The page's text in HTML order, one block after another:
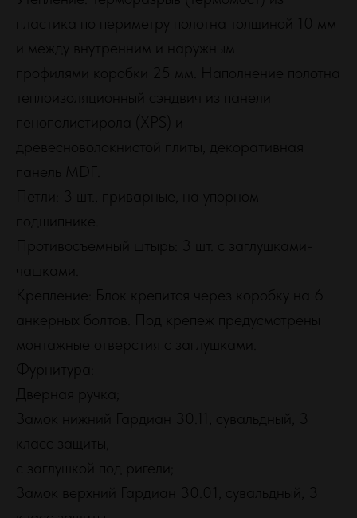
пластика по периметру полотна толщиной 10 мм
и между внутренним и наружным
профилями коробки 25 мм. Наполнение полотна
теплоизоляционный сэндвич из панели
пенополистирола (XPS) и
древесноволокнистой плиты, декоративная
панель MDF.
Петли: 3 шт., приварные, на упорном
подшипнике.
Противосъемный штырь: 3 шт. с заглушками-
чашками.
Крепление: Блок крепится через коробку на 6
анкерных болтов. Под крепеж предусмотрены
монтажные отверстия с заглушками.
Фурнитура:
Дверная ручка;
Замок нижний Гардиан 30.11, сувальдный, 3
класс защиты,
с заглушкой под ригели;
Замок верхний Гардиан 30.01, сувальдный, 3